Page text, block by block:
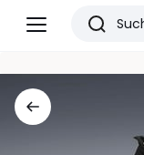
Menü
Redoute
Suchen